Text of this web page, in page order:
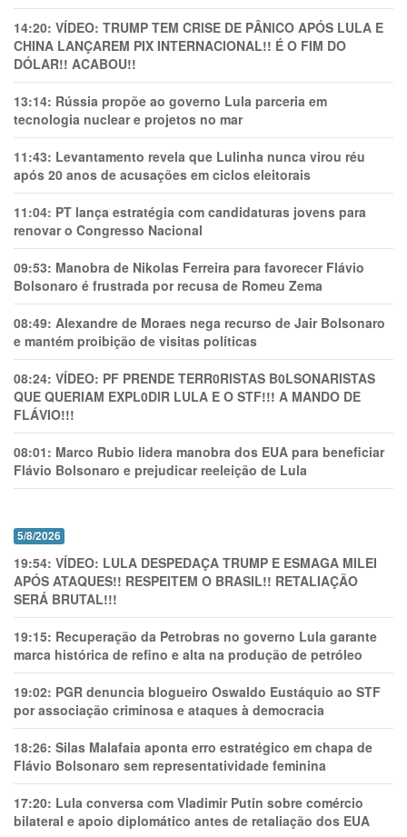
14:20: VÍDEO: TRUMP TEM CRlSE DE PÂNlCO APÓS LULA E
CHINA LANÇAREM PIX INTERNACIONAL!! É O FIM DO
DÓLAR!! ACABOU!!
13:14: Rússia propõe ao governo Lula parceria em
tecnologia nuclear e projetos no mar
11:43: Levantamento revela que Lulinha nunca virou réu
após 20 anos de acusações em ciclos eleitorais
11:04: PT lança estratégia com candidaturas jovens para
renovar o Congresso Nacional
09:53: Manobra de Nikolas Ferreira para favorecer Flávio
Bolsonaro é frustrada por recusa de Romeu Zema
08:49: Alexandre de Moraes nega recurso de Jair Bolsonaro
e mantém proibição de visitas políticas
08:24: VÍDEO: PF PRENDE TERR0RlSTAS B0LSONARlSTAS
QUE QUERIAM EXPL0DlR LULA E O STF!!! A MANDO DE
FLÁVIO!!!
08:01: Marco Rubio lidera manobra dos EUA para beneficiar
Flávio Bolsonaro e prejudicar reeleição de Lula
5/8/2026
19:54: VÍDEO: LULA DESPEDAÇA TRUMP E ESMAGA MILEI
APÓS ATAQUES!! RESPEITEM O BRASIL!! RETALIAÇÃO
SERÁ BRUTAL!!!
19:15: Recuperação da Petrobras no governo Lula garante
marca histórica de refino e alta na produção de petróleo
19:02: PGR denuncia blogueiro Oswaldo Eustáquio ao STF
por associação criminosa e ataques à democracia
18:26: Silas Malafaia aponta erro estratégico em chapa de
Flávio Bolsonaro sem representatividade feminina
17:20: Lula conversa com Vladimir Putin sobre comércio
bilateral e apoio diplomático antes de retaliação dos EUA